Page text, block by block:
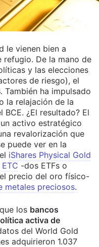
le vienen bien a
refugio. De la mano de
y las elecciones
de riesgo), el
ha impulsado
la relajación de la
¿El resultado? El
activo estratégico
revalorización que
puede ver en la
iShares Physical Gold
-dos ETFs o
precio del oro físico-
metales preciosos.
los bancos
activa de
del World Gold
adquirieron 1.037